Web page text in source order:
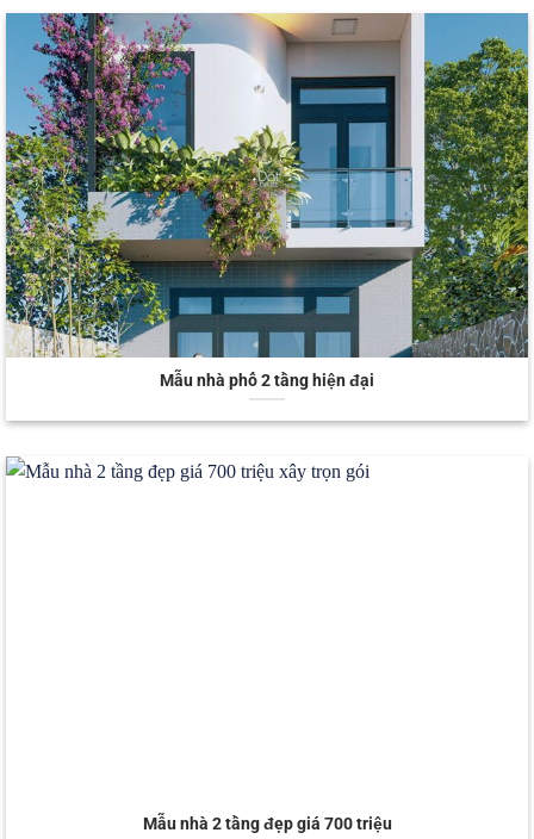
Mẫu nhà phố 2 tầng hiện đại
Mẫu nhà 2 tầng đẹp giá 700 triệu